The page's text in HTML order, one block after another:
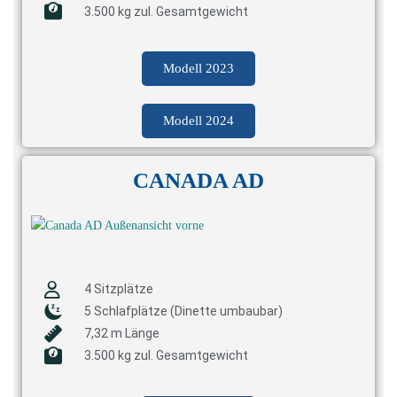
3.500 kg zul. Gesamtgewicht
Modell 2023
Modell 2024
CANADA AD
4 Sitzplätze
5 Schlafplätze (Dinette umbaubar)
7,32 m Länge
3.500 kg zul. Gesamtgewicht